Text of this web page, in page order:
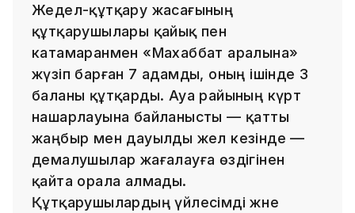
Жедел-құтқару жасағының
құтқарушылары қайық пен
катамаранмен «Махаббат аралына»
жүзіп барған 7 адамды, оның ішінде 3
баланы құтқарды. Ауа райының күрт
нашарлауына байланысты — қатты
жаңбыр мен дауылды жел кезінде —
демалушылар жағалауға өздігінен
қайта орала алмады.
Құтқарушылардың үйлесімді және